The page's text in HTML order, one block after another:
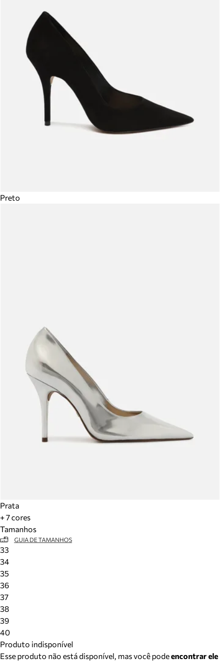
Preto
Prata
+ 7 cores
Tamanhos
GUIA DE TAMANHOS
33
34
35
36
37
38
39
40
Produto indisponível
Esse produto não está disponível, mas você podeencontrar ele